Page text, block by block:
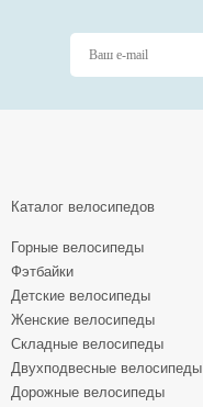
Каталог велосипедов
Горные велосипеды
Фэтбайки
Детские велосипеды
Женские велосипеды
Складные велосипеды
Двухподвесные велосипеды
Дорожные велосипеды